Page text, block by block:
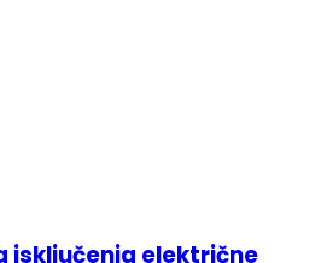
isključenja električne